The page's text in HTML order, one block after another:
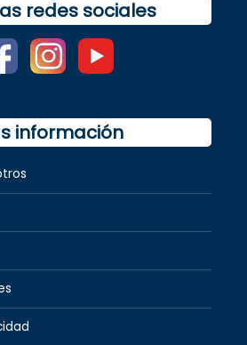
redes sociales
información